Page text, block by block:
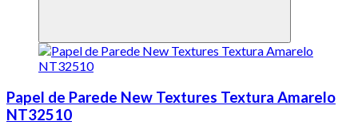
Papel de Parede New Textures Textura Amarelo
NT32510